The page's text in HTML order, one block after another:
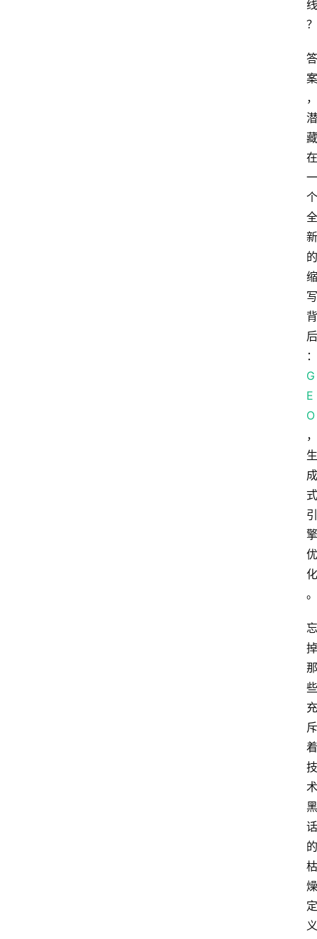
线
？
答
案
，
潜
藏
在
一
个
全
新
的
缩
写
背
后
：
G
E
O
，
生
成
式
引
擎
优
化
。
忘
掉
那
些
充
斥
着
技
术
黑
话
的
枯
燥
定
义